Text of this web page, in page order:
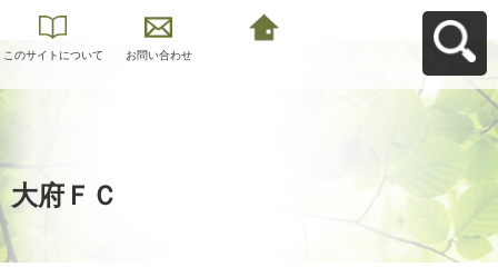
このサイトについて お問い合わせ
大府ＦＣ